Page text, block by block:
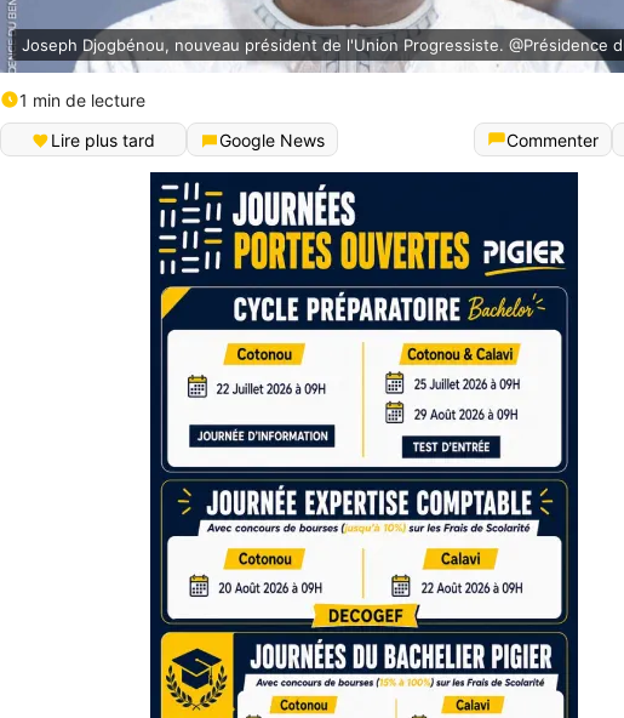
Joseph Djogbénou, nouveau président de l'Union Progressiste. @Présidence
1 min de lecture
Lire plus tard
Google News Commenter